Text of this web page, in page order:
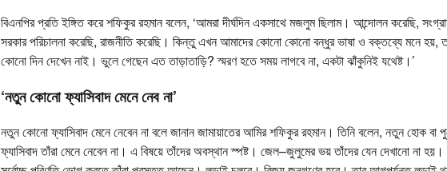
বিএনপির প্রতি ইঙ্গিত করে শফিকুর রহমান বলেন, ‘আমরা দীর্ঘদিন একসাথে মজলুম ছিলাম। আন্দোলন করেছি,
সরকার পরিচালনা করেছি, রাজনীতি করেছি। কিন্তু এখন আমাদের কোনো কোনো বন্ধুর ভাষা ও বক্তব্যে মনে হয়,
কোনো দিন দেখেন নাই। ভুলে গেছেন এত তাড়াতাড়ি? স্মরণ হতে সময় লাগবে না, একটা ঝাঁকুনিই যথেষ্ট।’
‘নতুন কোনো ফ্যাসিবাদ মেনে নেব না’
নতুন কোনো ফ্যাসিবাদ মেনে নেবেন না বলে জানান জামায়াতের আমির শফিকুর রহমান। তিনি বলেন, নতুন হোক
ফ্যাসিবাদ তাঁরা মেনে নেবেন না। এ বিষয়ে তাঁদের অবস্থান স্পষ্ট। জেল–জুলুমের ভয় তাঁদের যেন দেখানো না